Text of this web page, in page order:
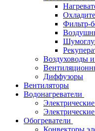
Фильтр-
Воздуховоды
Диффузоры
Вентиляторы
Водонагреватели
Обогреватели
Конвекторы